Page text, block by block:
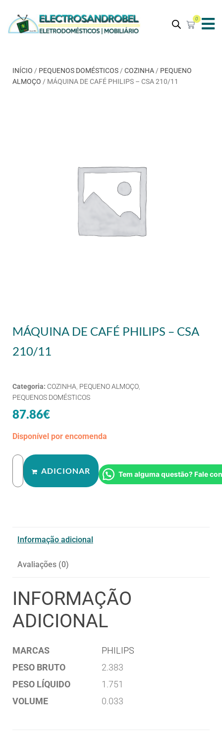
0
INÍCIO / PEQUENOS DOMÉSTICOS / COZINHA / PEQUENO
ALMOÇO / MÁQUINA DE CAFÉ PHILIPS – CSA 210/11
MÁQUINA DE CAFÉ PHILIPS – CSA
210/11
Categoria: COZINHA PEQUENO ALMOÇO
PEQUENOS DOMÉSTICOS
87.86€
Disponível por encomenda
ADICIONAR Tem alguma questão? Fale
Informação adicional
Avaliações (0)
INFORMAÇÃO
ADICIONAL
MARCAS
PHILIPS
PESO BRUTO
2.383
PESO LÍQUIDO
1.751
VOLUME
0.033